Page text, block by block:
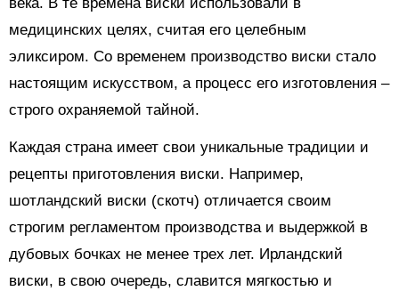
века. В те времена виски использовали в
медицинских целях, считая его целебным
эликсиром. Со временем производство виски стало
настоящим искусством, а процесс его изготовления –
строго охраняемой тайной.
Каждая страна имеет свои уникальные традиции и
рецепты приготовления виски. Например,
шотландский виски (скотч) отличается своим
строгим регламентом производства и выдержкой в
дубовых бочках не менее трех лет. Ирландский
виски, в свою очередь, славится мягкостью и